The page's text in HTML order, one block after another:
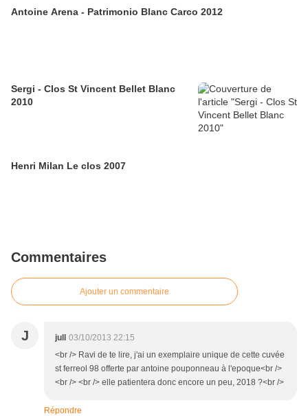
Antoine Arena - Patrimonio Blanc Carco 2012
Sergi - Clos St Vincent Bellet Blanc
2010
Henri Milan Le clos 2007
Commentaires
Ajouter un commentaire
J jull
03/10/2013 22:15
<br /> Ravi de te lire, j'ai un exemplaire unique de cette cuvée
st ferreol 98 offerte par antoine pouponneau à l'epoque<br />
<br /> <br /> elle patientera donc encore un peu, 2018 ?<br />
Répondre